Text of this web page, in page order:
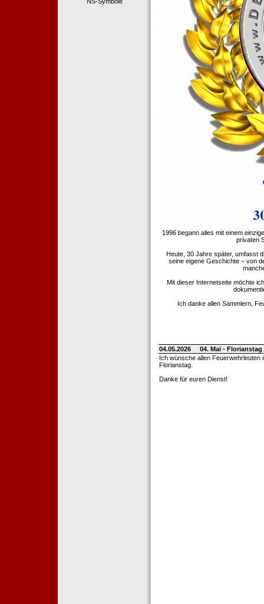
1996 begann alles mit einem
privaten
Heute, 30 Jahre später, umfasst
seine eigene Geschichte – von
Mit dieser Internetseite möchte
Ich danke allen Sammlern,
04.05.2026
04. Mai -
Ich wünsche allen Feuerwehrleuten
Florianstag.
Danke für euren Dienst!